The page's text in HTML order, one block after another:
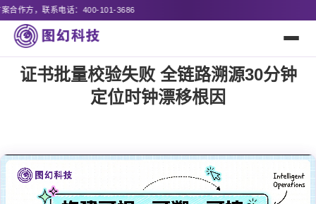
证书批量校验失败 全链路溯源30分钟
定位时钟漂移根因